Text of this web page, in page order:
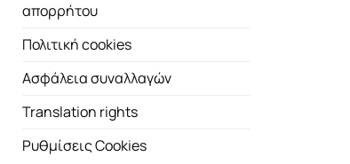
απορρήτου
Πολιτική cookies
Ασφάλεια συναλλαγών
Translation rights
Ρυθμίσεις Cookies